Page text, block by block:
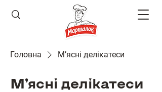
Головна М’ясні делікатеси
М’ясні делікатеси